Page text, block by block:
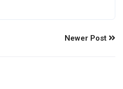
Newer Post